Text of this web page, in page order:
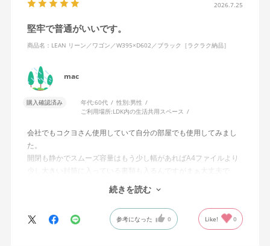
2026.7.25
堅牢で普通がいいです。
商品名：LEAN リーン／ワゴン／W395×D602／ブラック［ラクラク納品］
mac
購入確認済み 年代:60代 性別:男性
ご利用場所:LDK内の生活共用スペース
会社でもコクヨさん使用していて自分の部屋でも使用してみまし
た。
開閉も静かでスムーズ容量はもう少し幅があればA4ファイルより
少し大きい封筒に入っている書類も入るんですがまぁ大丈夫で
す。経年仕様に耐えることは実証済みなのです すっこし高いで
すがコストパフォーマンスには優れていると思います。
続きを読む
参考になった 0 Like! 0